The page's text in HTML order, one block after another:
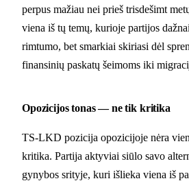
perpus mažiau nei prieš trisdešimt
viena iš tų temų, kurioje partijos
rimtumo, bet smarkiai skiriasi dėl
finansinių paskatų šeimoms iki
Opozicijos tonas — ne tik kritika
TS-LKD pozicija opozicijoje nėra
kritika. Partija aktyviai siūlo savo
gynybos srityje, kuri išlieka viena iš